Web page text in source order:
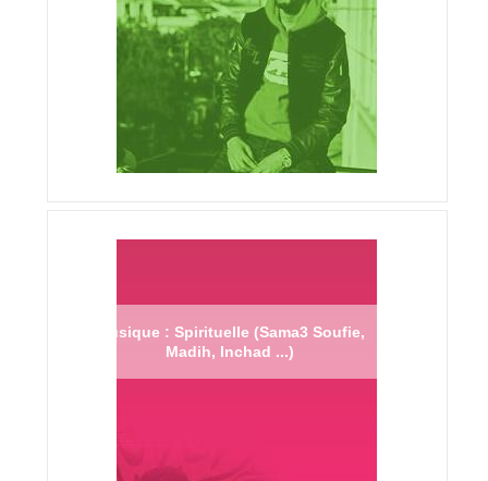
Musique : Spirituelle (Sama3 Soufie,
Madih, Inchad ...)